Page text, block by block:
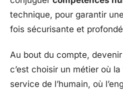
technique, pour garantir
fois sécurisante et
Au bout du compte,
c’est choisir un métier où
service de l’humain, où